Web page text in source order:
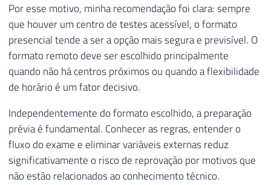
Por esse motivo, minha recomendação foi clara: sempre
que houver um centro de testes acessível, o formato
presencial tende a ser a opção mais segura e previsível. O
formato remoto deve ser escolhido principalmente
quando não há centros próximos ou quando a flexibilidade
de horário é um fator decisivo.
Independentemente do formato escolhido, a preparação
prévia é fundamental. Conhecer as regras, entender o
fluxo do exame e eliminar variáveis externas reduz
significativamente o risco de reprovação por motivos que
não estão relacionados ao conhecimento técnico.